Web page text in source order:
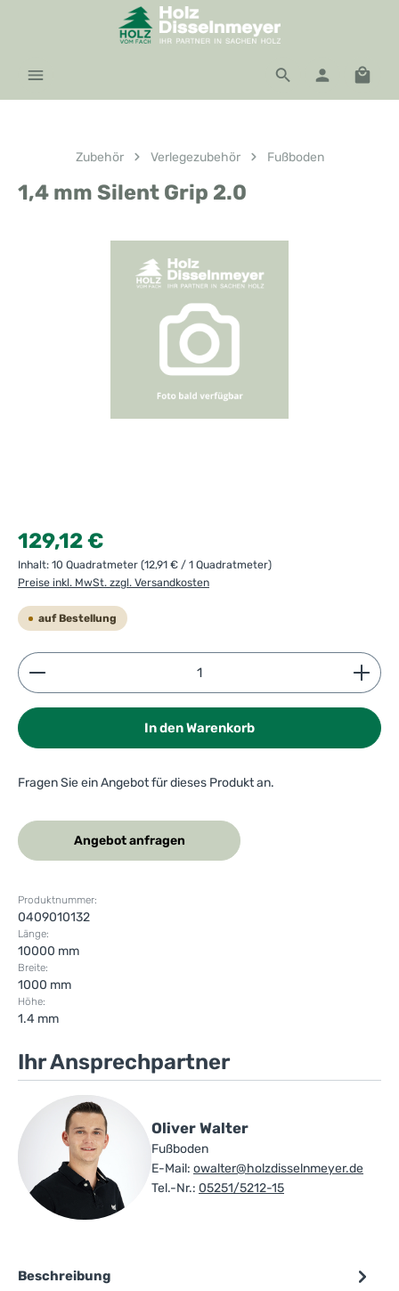
Zum Hauptinhalt springen
Zubehör Verlegezubehör Fußboden
1,4 mm Silent Grip 2.0
Regulärer Preis:
129,12 €
Inhalt: 10 Quadratmeter (12,91 € / 1 Quadratmeter)
Preise inkl. MwSt. zzgl. Versandkosten
auf Bestellung
Produkt Anzahl: Gib den gewünschten Wert ein
In den Warenkorb
Fragen Sie ein Angebot für dieses Produkt an.
Angebot anfragen
Produktnummer:
0409010132
Länge:
10000 mm
Breite:
1000 mm
Höhe:
1.4 mm
Ihr Ansprechpartner
Oliver Walter
Fußboden
E-Mail: owalter@holzdisselnmeyer.de
Tel.-Nr.: 05251/5212-15
Beschreibung